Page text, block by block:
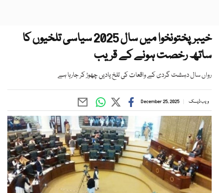
خیبرپختونخوا میں سال 2025 سیاسی تلخیوں کا
ساتھ رخصت ہونے کے قریب
رواں سال دہشت گردی کے واقعات کی تلخ یادیں چھوڑ کر جارہا ہے
ویب ڈیسک December 25, 2025